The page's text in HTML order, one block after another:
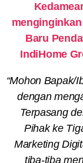
Baru
IndiHome
“Mohon Bapak/
dengan
Terpasang
Pihak ke
Marketing
tiba-tiba